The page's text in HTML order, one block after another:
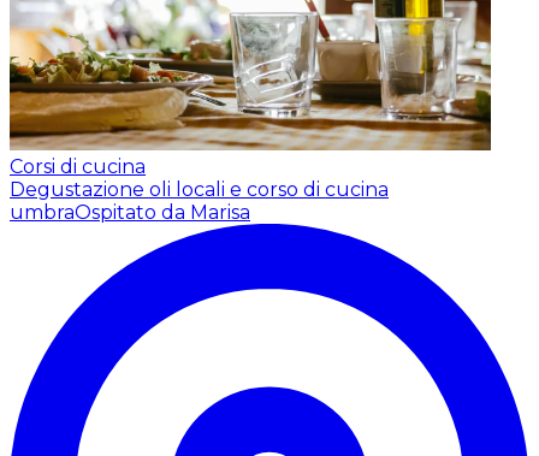
Corsi di cucina
Degustazione oli locali e corso di cucina
umbraOspitato da Marisa